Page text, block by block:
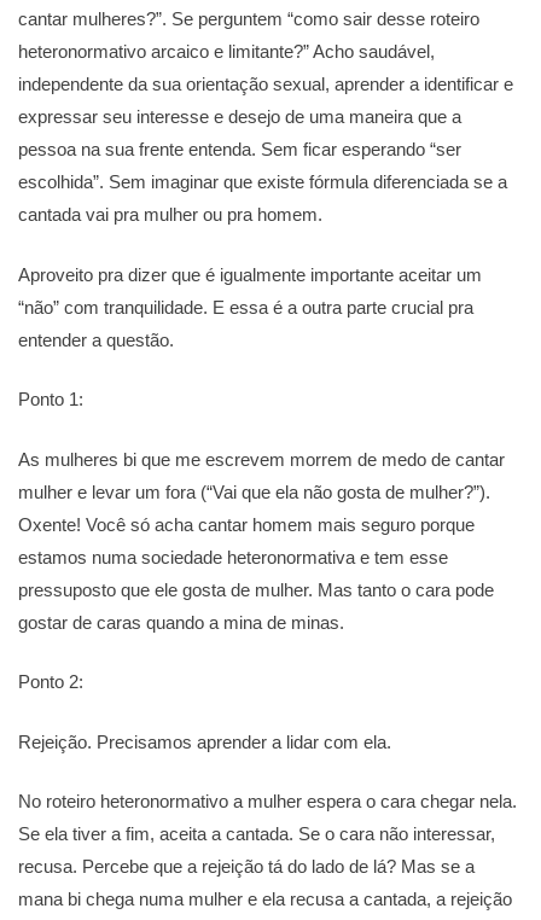
cantar mulheres?”. Se perguntem “como sair desse roteiro
heteronormativo arcaico e limitante?” Acho saudável,
independente da sua orientação sexual, aprender a identificar e
expressar seu interesse e desejo de uma maneira que a
pessoa na sua frente entenda. Sem ficar esperando “ser
escolhida”. Sem imaginar que existe fórmula diferenciada se a
cantada vai pra mulher ou pra homem.
Aproveito pra dizer que é igualmente importante aceitar um
“não” com tranquilidade. E essa é a outra parte crucial pra
entender a questão.
Ponto 1:
As mulheres bi que me escrevem morrem de medo de cantar
mulher e levar um fora (“Vai que ela não gosta de mulher?”).
Oxente! Você só acha cantar homem mais seguro porque
estamos numa sociedade heteronormativa e tem esse
pressuposto que ele gosta de mulher. Mas tanto o cara pode
gostar de caras quando a mina de minas.
Ponto 2:
Rejeição. Precisamos aprender a lidar com ela.
No roteiro heteronormativo a mulher espera o cara chegar nela.
Se ela tiver a fim, aceita a cantada. Se o cara não interessar,
recusa. Percebe que a rejeição tá do lado de lá? Mas se a
mana bi chega numa mulher e ela recusa a cantada, a rejeição